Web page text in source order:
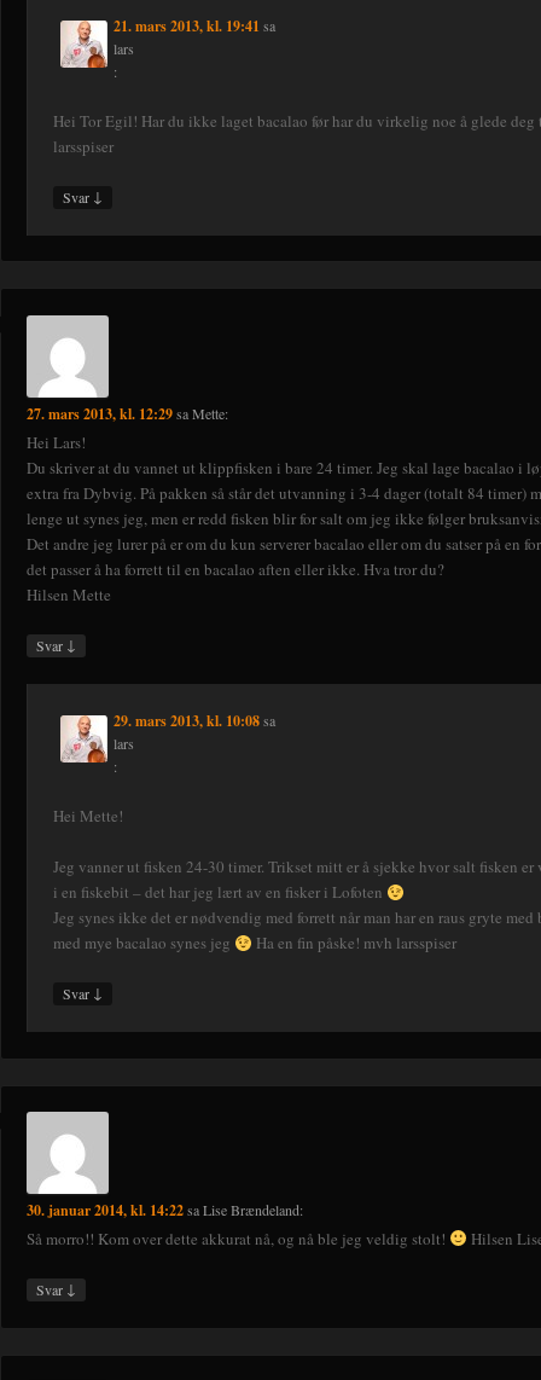
21. mars 2013, kl. 19:41 sa
lars
:
Hei Tor Egil! Har du ikke laget bacalao før har du virkelig noe å glede
larsspiser
Svar ↓
27. mars 2013, kl. 12:29saMette:
Hei Lars!
Du skriver at du vannet ut klippfisken i bare 24 timer. Jeg skal lage bacalao i
extra fra Dybvig. På pakken så står det utvanning i 3-4 dager (totalt 84 timer)
lenge ut synes jeg, men er redd fisken blir for salt om jeg ikke følger
Det andre jeg lurer på er om du kun serverer bacalao eller om du satser på en
det passer å ha forrett til en bacalao aften eller ikke. Hva tror du?
Hilsen Mette
Svar ↓
29. mars 2013, kl. 10:08 sa
lars
:
Hei Mette!
Jeg vanner ut fisken 24-30 timer. Trikset mitt er å sjekke hvor salt fisken
i en fiskebit – det har jeg lært av en fisker i Lofoten
Jeg synes ikke det er nødvendig med forrett når man har en raus gryte
med mye bacalao synes jeg
Ha en fin påske! mvh larsspiser
Svar ↓
30. januar 2014, kl. 14:22saLise Brændeland:
Så morro!! Kom over dette akkurat nå, og nå ble jeg veldig stolt! Hilsen
Svar ↓